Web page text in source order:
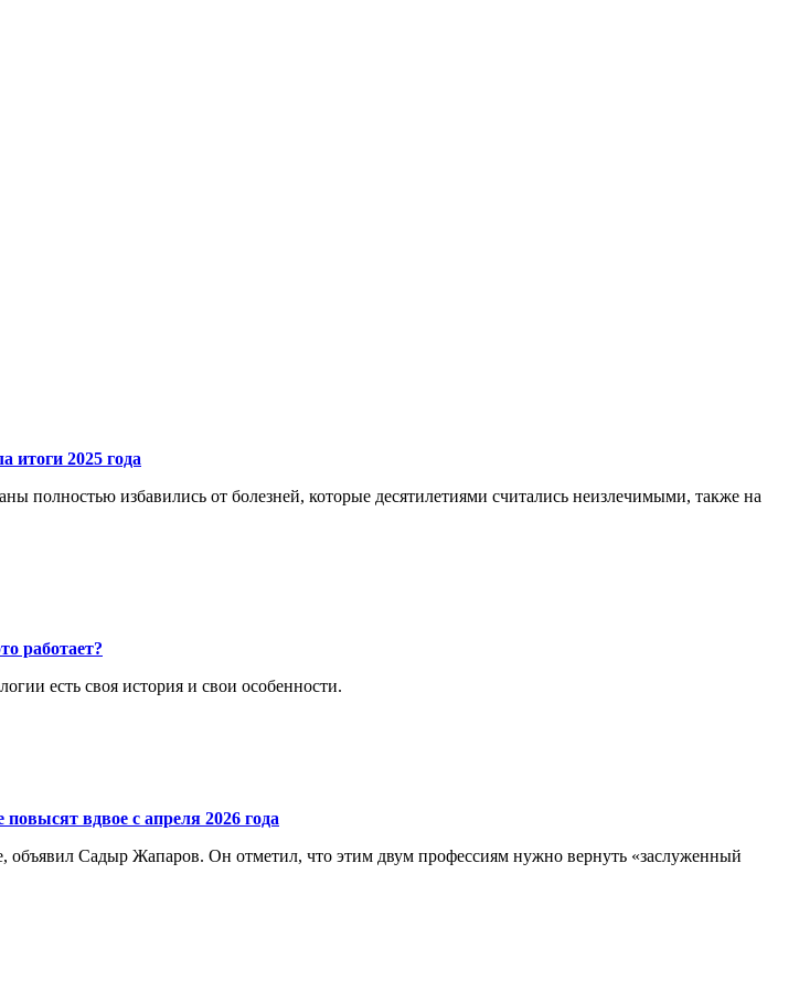
итоги 2025 года
полностью избавились от болезней, которые десятилетиями считались неизлечимыми, также на
работает?
есть своя история и свои особенности.
вдвое с апреля 2026 года
объявил Садыр Жапаров. Он отметил, что этим двум профессиям нужно вернуть «заслуженный